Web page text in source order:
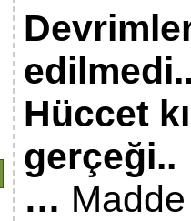
Hüccet
gerçeği..
…